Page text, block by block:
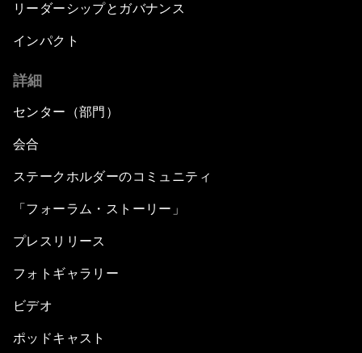
リーダーシップとガバナンス
インパクト
詳細
センター（部門）
会合
ステークホルダーのコミュニティ
「フォーラム・ストーリー」
プレスリリース
フォトギャラリー
ビデオ
ポッドキャスト